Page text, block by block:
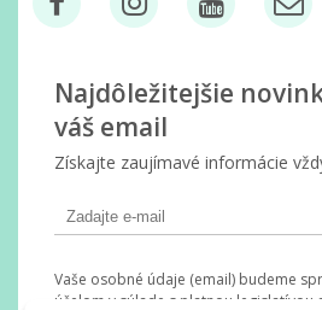
Najdôležitejšie
váš email
Získajte zaujímavé informácie
Vaše osobné údaje (email) budeme
účelom v súlade s platnou legislatívou